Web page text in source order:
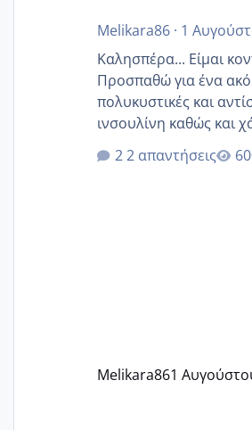
Melikara86· 1
Καλησπέρα... Είμαι
Προσπαθώ για ένα ακόμα
πολυκυστικές και
ινσουλίνη καθώς και
κιλά παραπάνω και
δεν χάνω εύκολα! Προσπαθώ για ακόμη
2 απαντήσεις
Melikara861